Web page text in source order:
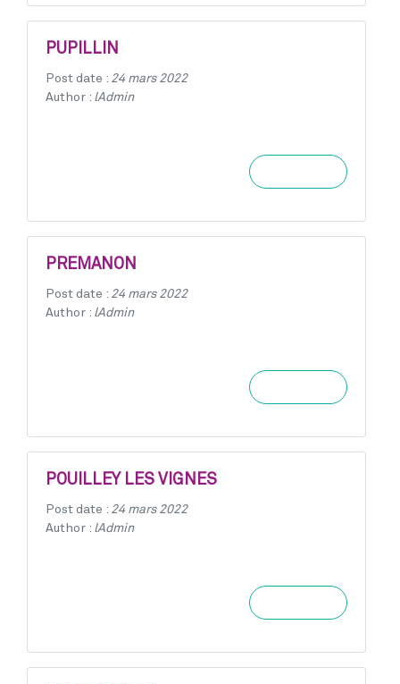
PUPILLIN
Post date : 24 mars 2022
Author : lAdmin
PREMANON
Post date : 24 mars 2022
Author : lAdmin
POUILLEY LES VIGNES
Post date : 24 mars 2022
Author : lAdmin